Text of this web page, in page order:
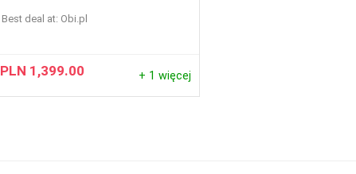
Best deal at: obi.pl
PLN 1,399.00 + 1 więcej